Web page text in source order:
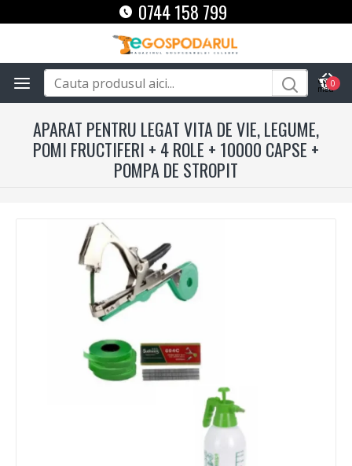
0744 158 799
0
APARAT PENTRU LEGAT VITA DE VIE, LEGUME,
POMI FRUCTIFERI + 4 ROLE + 10000 CAPSE +
POMPA DE STROPIT